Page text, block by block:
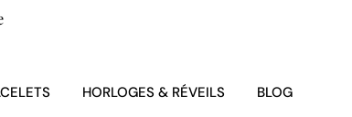
HORLOGES & RÉVEILS BLOG